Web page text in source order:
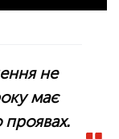
не
має
проявах.